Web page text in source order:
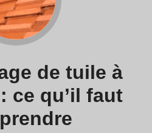
de tuile à
ce qu’il faut